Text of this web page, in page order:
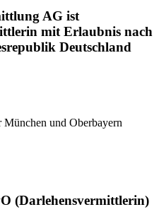
AG ist
mit Erlaubnis nach
Deutschland
und Oberbayern
(Darlehensvermittlerin)